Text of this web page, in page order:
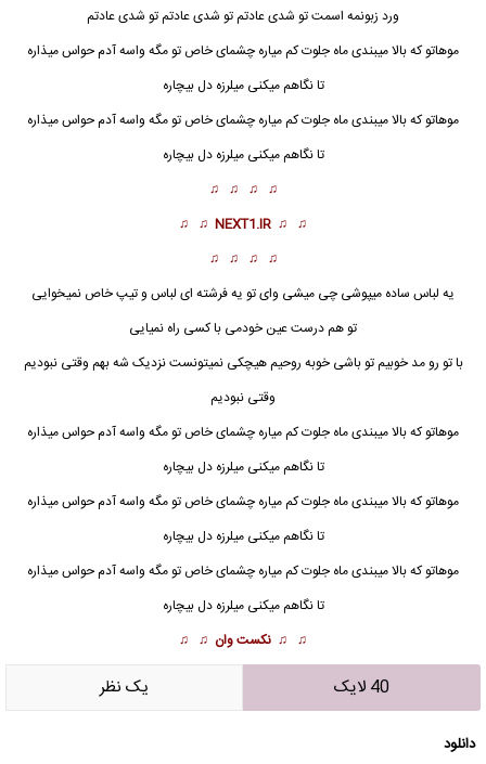
ورد زبونمه اسمت تو شدی عادتم تو شدی عادتم تو شدی عادتم
موهاتو که بالا میبندی ماه جلوت کم میاره چشمای خاص تو مگه واسه آدم حواس میذاره
تا نگاهم میکنی میلرزه دل بیچاره
موهاتو که بالا میبندی ماه جلوت کم میاره چشمای خاص تو مگه واسه آدم حواس میذاره
تا نگاهم میکنی میلرزه دل بیچاره
♫ ♫ ♫ ♫
♫ ♫
NEXT1.IR
♫ ♫
♫ ♫ ♫ ♫
یه لباس ساده میپوشی چی میشی وای تو یه فرشته ای لباس و تیپ خاص نمیخوایی
تو هم درست عین خودمی با کسی راه نمیایی
با تو رو مد خوبیم تو باشی خوبه روحیم هیچکی نمیتونست نزدیک شه بهم وقتی نبودیم
وقتی نبودیم
موهاتو که بالا میبندی ماه جلوت کم میاره چشمای خاص تو مگه واسه آدم حواس میذاره
تا نگاهم میکنی میلرزه دل بیچاره
موهاتو که بالا میبندی ماه جلوت کم میاره چشمای خاص تو مگه واسه آدم حواس میذاره
تا نگاهم میکنی میلرزه دل بیچاره
موهاتو که بالا میبندی ماه جلوت کم میاره چشمای خاص تو مگه واسه آدم حواس میذاره
تا نگاهم میکنی میلرزه دل بیچاره
♫ ♫ نکست وان ♫ ♫
40 لایک يک نظر
دانلود